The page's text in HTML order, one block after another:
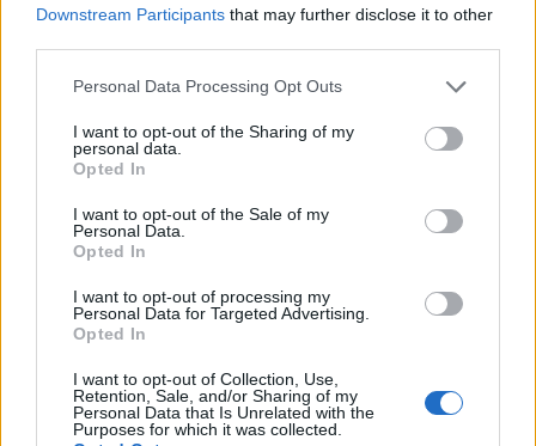
Downstream Participants that may further disclose it to other
Please note that this website/app uses one or more Google
not limited to your visit or usage behaviour. You may click to
grant or deny consent to Google and its third-party tags to
use your data for below specified purposes in below Google
consent section.
Personal Data Processing Opt Outs
I want to opt-out of the Sharing of my
personal data.
Opted In
I want to opt-out of the Sale of my
Personal Data.
Opted In
I want to opt-out of processing my
Personal Data for Targeted Advertising.
Opted In
I want to opt-out of Collection, Use,
Retention, Sale, and/or Sharing of my
Personal Data that Is Unrelated with the
Purposes for which it was collected.
OmniCommerce
12:00 - 12:45
Opening - Welcome remarks
12:45 -